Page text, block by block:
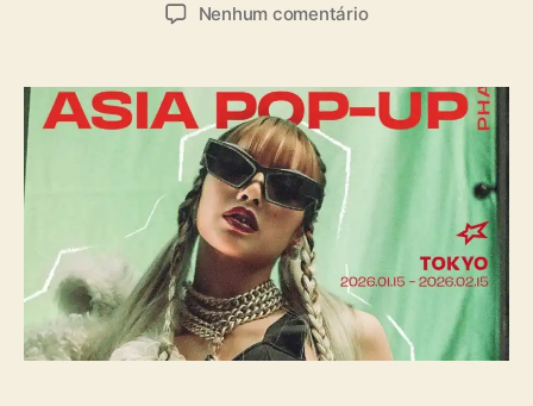
r
d
o
d
e
p
u
b
l
i
c
a
ç
Nenhum comentárioe
ó
q
e
d
e
d